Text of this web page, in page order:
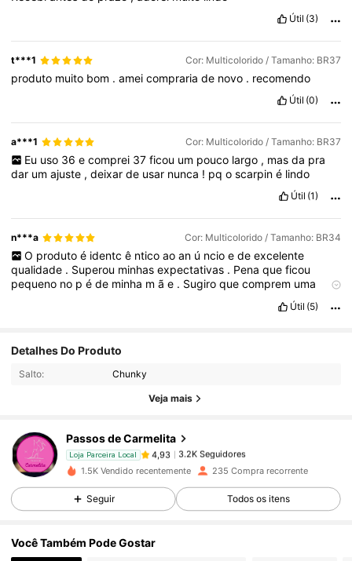
Útil (3)
t***1 Cor: Multicolorido / Tamanho: BR37
produto muito bom .ameicomprariade novo . recomendo
Útil (0)
a***1 Cor: Multicolorido / Tamanho: BR37
Eu uso 36 e comprei 37 ficou um pouco largo , mas da pra
dar umajuste ,deixarde usar nunca ! pqoscarpiné lindo
Útil (1)
n***a Cor: Multicolorido / Tamanho: BR34
O produto é identc ê ntico ao an ú ncio e de excelente
qualidade . Superou minhasexpectativas . Penaqueficou
pequeno no péde minha mãe . Sugiroquecomprem uma
evitar
recomendo.
Útil (5)
Detalhes Do Produto
Salto: Chunky
Veja mais
Passos de Carmelita
Loja Parceira Local
4,93
3.2K Seguidores
j***o pago1 dia atrás
3.2K Seguidores
4,93
1.5K Vendido recentemente 235 Compra recorrente
Seguir Todos os itens
Você Também Pode Gostar